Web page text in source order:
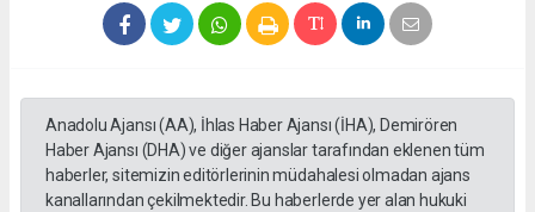
Anadolu Ajansı (AA), İhlas Haber Ajansı (İHA), Demirören
Haber Ajansı (DHA) ve diğer ajanslar tarafından eklenen tüm
haberler, sitemizin editörlerinin müdahalesi olmadan ajans
kanallarından çekilmektedir. Bu haberlerde yer alan hukuki